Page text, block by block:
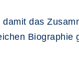
das